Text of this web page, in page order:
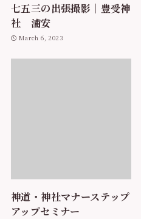
七五三の出張撮影｜豊受神
社 浦安
March 6, 2023
神道・神社マナーステップ
アップセミナー